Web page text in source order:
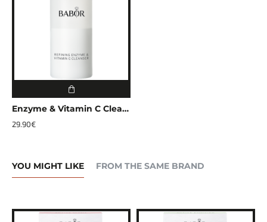
Enzyme & Vitamin C Cleanser
29.90€
YOU MIGHT LIKE FROM THE SAME BRAND